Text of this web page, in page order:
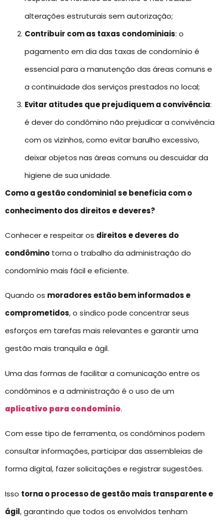
alterações estruturais sem autorização;
Contribuir com as taxas condominiais: o
pagamento em dia das taxas de condomínio é
essencial para a manutenção das áreas comuns e
a continuidade dos serviços prestados no local;
Evitar atitudes que prejudiquem a convivência:
é dever do condômino não prejudicar a convivência
com os vizinhos, como evitar barulho excessivo,
deixar objetos nas áreas comuns ou descuidar da
higiene de sua unidade.
Como a gestão condominial se beneficia com o
conhecimento dos direitos e deveres?
Conhecer e respeitar os direitos e deveres do
condômino torna o trabalho da administração do
condomínio mais fácil e eficiente.
Quando os moradores estão bem informados e
comprometidos, o síndico pode concentrar seus
esforços em tarefas mais relevantes e garantir uma
gestão mais tranquila e ágil.
Uma das formas de facilitar a comunicação entre os
condôminos e a administração é o uso de um
aplicativo para condomínio.
Com esse tipo de ferramenta, os condôminos podem
consultar informações, participar das assembleias de
forma digital, fazer solicitações e registrar sugestões.
Isso torna o processo de gestão mais transparente e
ágil, garantindo que todos os envolvidos tenham